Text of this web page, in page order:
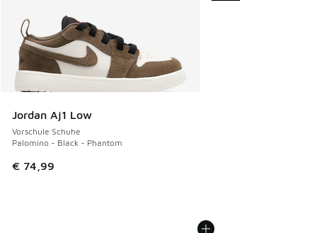
Jordan Aj1 Low
Vorschule Schuhe
Palomino - Black - Phantom
€ 74,99